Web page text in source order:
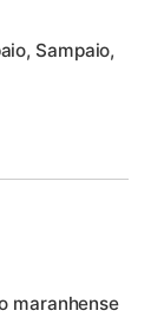
Sampaio,
maranhense